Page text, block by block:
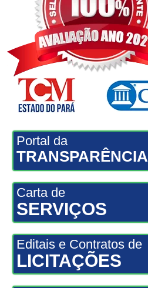
Portal da
TRANSPARÊNCIA
Carta de
SERVIÇOS
Editais e Contratos de
LICITAÇÕES